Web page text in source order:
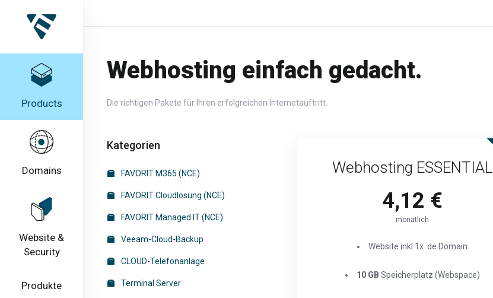
Products
Domains
Website &
Security
Produkte
Webhosting einfach gedacht.
Die richtigen Pakete für Ihren erfolgreichen Internetauftritt.
Kategorien
FAVORIT M365 (NCE)
FAVORIT Cloudlösung (NCE)
FAVORIT Managed IT (NCE)
Veeam-Cloud-Backup
CLOUD-Telefonanlage
Terminal Server
Webhosting ESSENTIAL
4,12 €
monatlich
Website inkl 1x .de Domain
10 GB Speicherplatz (Webspace)